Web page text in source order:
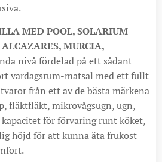
MED POOL, SOLARIUM
MURCIA,
nivå fördelad på ett sådant
vardagsrum-matsal med ett fullt
från ett av de bästa märkena
fläktfläkt, mikrovågsugn, ugn,
för förvaring runt köket,
höjd för att kunna äta frukost